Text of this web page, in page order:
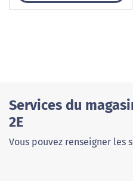
Services du
2E
Vous pouvez renseigner les